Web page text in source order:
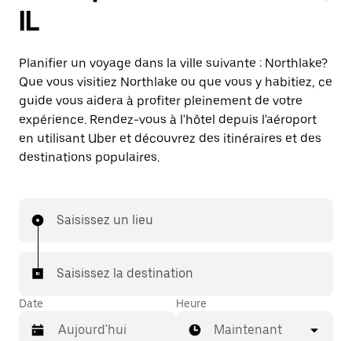
IL
Planifier un voyage dans la ville suivante : Northlake?
Que vous visitiez Northlake ou que vous y habitiez, ce
guide vous aidera à profiter pleinement de votre
expérience. Rendez-vous à l'hôtel depuis l'aéroport
en utilisant Uber et découvrez des itinéraires et des
destinations populaires.
Saisissez un lieu
Saisissez la destination
Date Heure
Maintenant